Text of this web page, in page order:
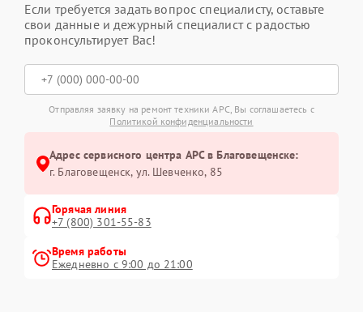
Если требуется задать вопрос специалисту, оставьте
свои данные и дежурный специалист с радостью
проконсультирует Вас!
Отправляя заявку на ремонт техники APC, Вы соглашаетесь с
Политикой конфиденциальности
Адрес сервисного центра APC в Благовещенске:
г. Благовещенск, ул. Шевченко, 85
Горячая линия
+7 (800) 301-55-83
Время работы
Ежедневно с 9:00 до 21:00